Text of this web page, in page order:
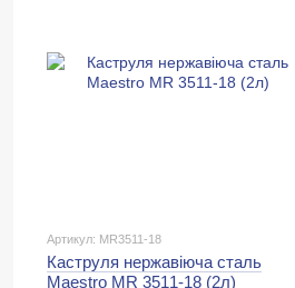
Артикул: MR3511-18
Каструля нержавіюча сталь
Maestro MR 3511-18 (2л)